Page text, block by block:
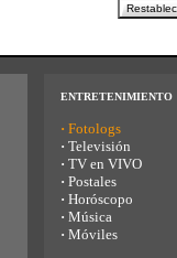
ENTRETENIMIENTO
· Fotologs
· Televisión
· TV en VIVO
· Postales
· Horóscopo
· Música
· Móviles